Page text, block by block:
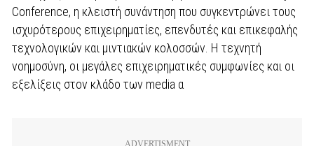
Conference, η κλειστή συνάντηση που συγκεντρώνει τους
ισχυρότερους επιχειρηματίες, επενδυτές και επικεφαλής
τεχνολογικών και μιντιακών κολοσσών. Η τεχνητή
νοημοσύνη, οι μεγάλες επιχειρηματικές συμφωνίες και οι
εξελίξεις στον κλάδο των media α